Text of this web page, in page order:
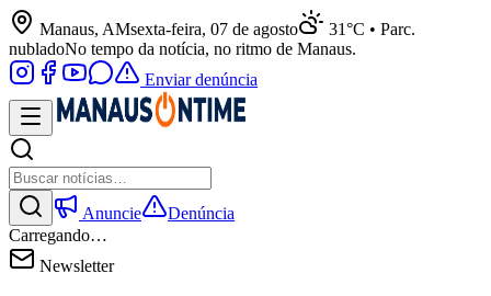
Manaus, AMsexta-feira, 07 de agosto
31°C • Parc.
nubladoNo tempo da notícia, no ritmo de Manaus.
Enviar denúncia
Anuncie
Denúncia
Carregando…
Newsletter